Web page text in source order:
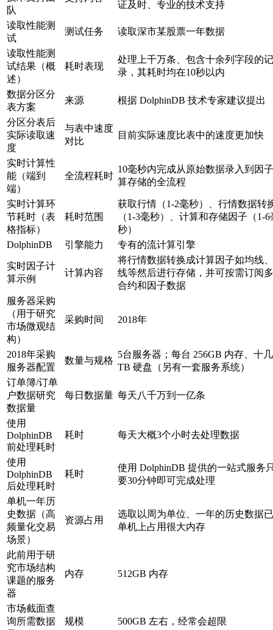
队
证及时、专业的技术支持
读取性能测
试
测试任务 读取深市某股票一年数据
读取性能测
试结果（概
述）
耗时表现
处理上千万条、包含十余列字段的记
录，其耗时均在10秒以内
数据分区分
表方案
来源 根据 DolphinDB 技术专家建议提出
分区分表后
实际读取速
度
与表中速度
对比
目前实际速度比表中的速度更加快
实时计算性
能（端到
端）
全流程耗时
10毫秒内完成从原始数据录入到因
算存储的全流程
实时计算环
节耗时（表
格指标）
耗时范围
获取行情（1-2毫秒）、行情数据转
（1-3毫秒）、计算和存储因子（1-6
秒）
DolphinDB
引擎能力 专有的流计算引擎
实时因子计
算示例
计算内容
将行情数据转换成计算因子如均线
线等然后进行存储，并可按需订阅
合约和因子数据
服务器采购
（用于研究
市场微观结
构）
采购时间 2018年
2018年采购
服务器配置
数量与规格
5台服务器；每台 256GB 内存、十几
TB 硬盘（另有一套服务系统）
订单簿/订单
户数据研究
数据量
每日数据量 每天八千万到一亿条
使用
DolphinDB
前处理耗时
耗时 每天大概3个小时去处理数据
使用
DolphinDB
后处理耗时
耗时
使用 DolphinDB 提供的一站式服务
要30分钟即可完成处理
单机一年历
史数据（高
频量化交易
场景）
资源占用
选取以周为单位、一年的历史数据
单机上占用很大内存
此前用于研
究市场结构
课题的服务
器
内存 512GB 内存
市场截面查
询所需数据
规模 500GB 左右，经常会超限